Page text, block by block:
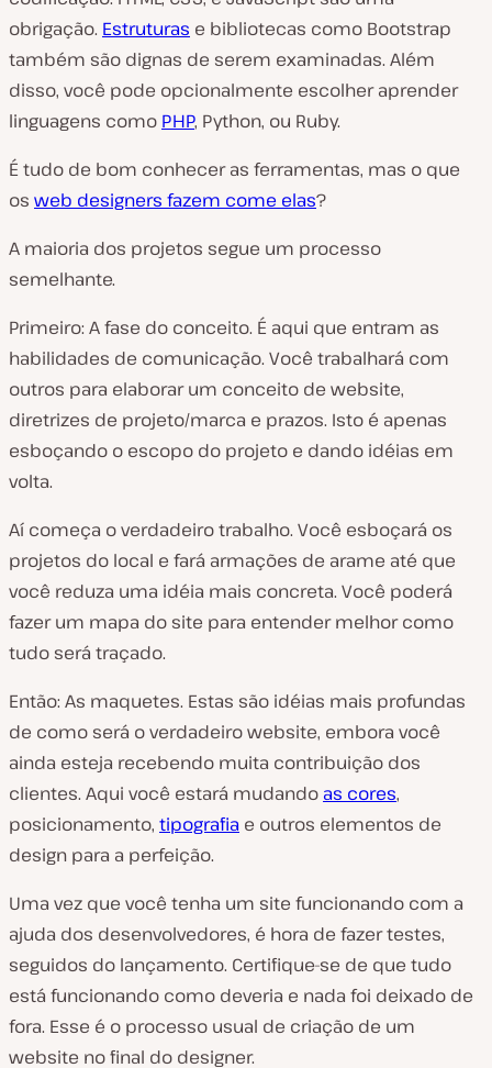
obrigação. Estruturas e bibliotecas como Bootstrap
também são dignas de serem examinadas. Além
disso, você pode opcionalmente escolher aprender
linguagens como PHP, Python, ou Ruby.
É tudo de bom conhecer as ferramentas, mas o que
os web designers fazem come elas?
A maioria dos projetos segue um processo
semelhante.
Primeiro: A fase do conceito. É aqui que entram as
habilidades de comunicação. Você trabalhará com
outros para elaborar um conceito de website,
diretrizes de projeto/marca e prazos. Isto é apenas
esboçando o escopo do projeto e dando idéias em
volta.
Aí começa o verdadeiro trabalho. Você esboçará os
projetos do local e fará armações de arame até que
você reduza uma idéia mais concreta. Você poderá
fazer um mapa do site para entender melhor como
tudo será traçado.
Então: As maquetes. Estas são idéias mais profundas
de como será o verdadeiro website, embora você
ainda esteja recebendo muita contribuição dos
clientes. Aqui você estará mudando as cores,
posicionamento, tipografia e outros elementos de
design para a perfeição.
Uma vez que você tenha um site funcionando com a
ajuda dos desenvolvedores, é hora de fazer testes,
seguidos do lançamento. Certifique-se de que tudo
está funcionando como deveria e nada foi deixado de
fora. Esse é o processo usual de criação de um
website no final do designer.